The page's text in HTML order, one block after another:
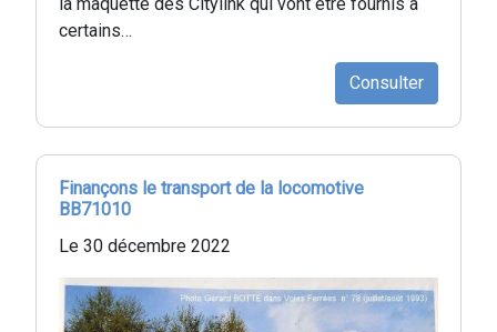
la maquette des Citylink qui vont être fournis à
certains…
Consulter
Finançons le transport de la locomotive
BB71010
Le 30 décembre 2022